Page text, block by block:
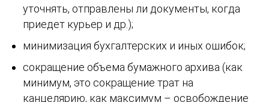
уточнять, отправлены ли документы, когда
приедет курьер и др.);
минимизация бухгалтерских и иных ошибок;
сокращение объема бумажного архива (как
минимум, это сокращение трат на
канцелярию, как максимум – освобождение